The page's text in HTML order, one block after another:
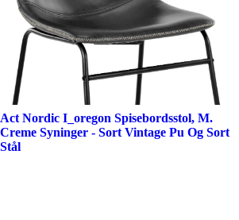
Act Nordic I_oregon Spisebordsstol, M.
Creme Syninger - Sort Vintage Pu Og Sort
Stål